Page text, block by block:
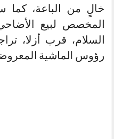
خالٍ من الباعة،
المخصص لبيع
السلام، قرب أزلا،
رؤوس الماشية